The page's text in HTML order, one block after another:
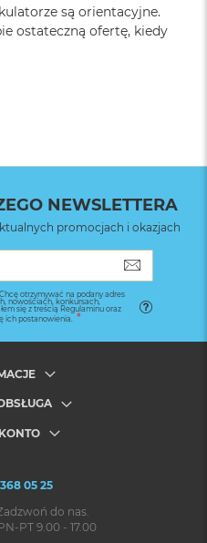
są orientacyjne.
ostateczną ofertę, kiedy
NEWSLETTERA
promocjach i okazjach
otrzymywać na podany adres
nowościach, konkursach,
się z treścią Regulaminu oraz
ich postanowienia.
05 25
do nas.
PT 9.00 - 17.00